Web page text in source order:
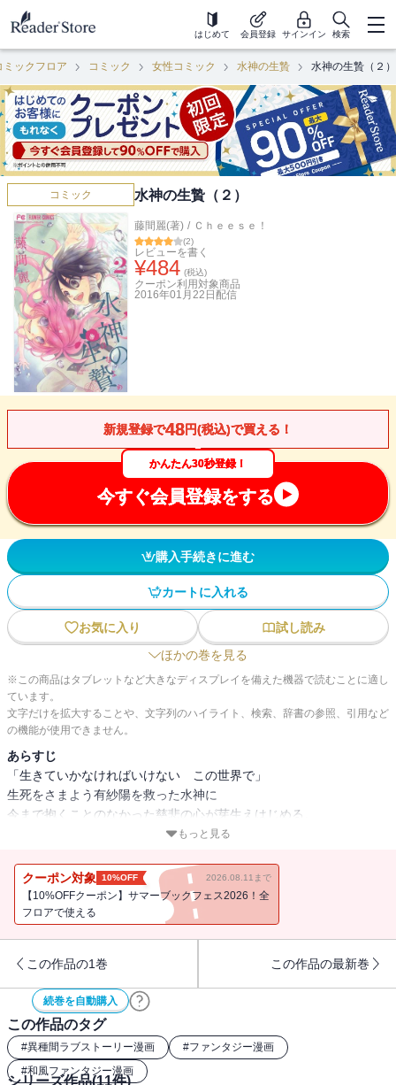
はじめて 会員登録 サインイン 検索
ミックフロア コミック 女性コミック 水神の生贄 水神の生贄（２）
コミック 水神の生贄（２）
藤間麗(著) / Ｃｈｅｅｓｅ！
(2)
レビューを書く
¥484 (税込)
クーポン利用対象商品
2016年01月22日 配信
新規登録で48円(税込)で買える！
かんたん30秒登録！
今すぐ会員登録をする
購入手続きに進む
カートに入れる
お気に入り
試し読み
ほかの巻を見る
※この商品はタブレットなど大きなディスプレイを備えた機器で読むことに適し
ています。
文字だけを拡大することや、文字列のハイライト、検索、辞書の参照、引用など
の機能が使用できません。
あらすじ
「生きていかなければいけない この世界で」
生死をさまよう有紗陽を救った水神に
今まで抱くことのなかった慈悲の心が芽生えはじめる。
一方、元の世界へ戻る術を見つけるべく
ある場所へとむかった有紗陽が目にしたものとは―？
もっと見る
クーポン対象 10%OFF 2026.08.11まで
【10%OFFクーポン】サマーブックフェス2026！全
フロアで使える
この作品の1巻 この作品の最新巻
続巻を自動購入
この作品のタグ
#異種間ラブストーリー漫画 #ファンタジー漫画
#和風ファンタジー漫画
シリーズ作品(11件)